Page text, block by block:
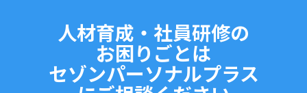
人材育成・社員研修の
お困りごとは
セゾンパーソナルプラス